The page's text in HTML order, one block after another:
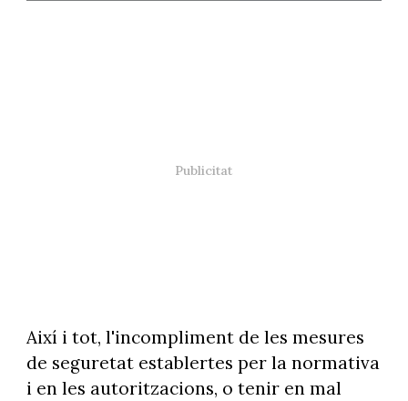
Així i tot, l'incompliment de les mesures
de seguretat establertes per la normativa
i en les autoritzacions, o tenir en mal